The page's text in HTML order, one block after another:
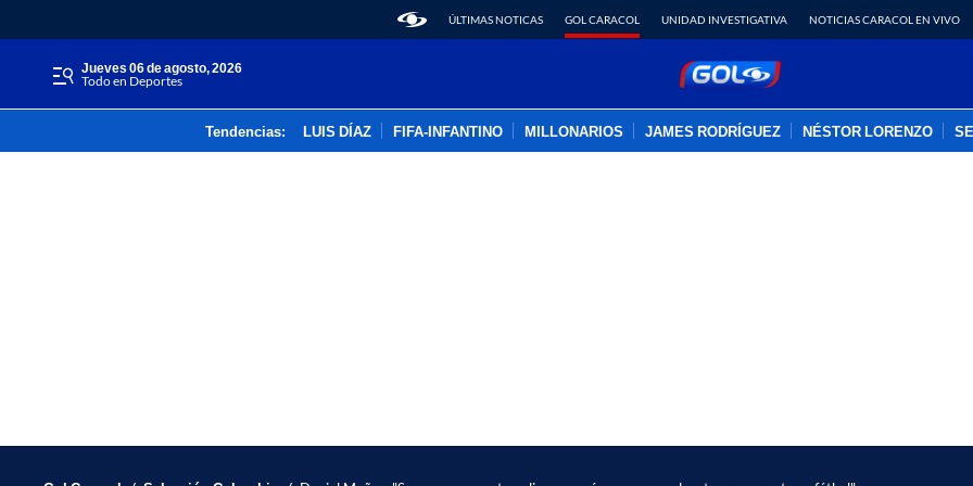
ÚLTIMAS NOTICAS GOL CARACOL UNIDAD INVESTIGATIVA NOTICIAS CARACOL EN VIVO
jueves 06 de agosto, 2026
Todo en Deportes
Tendencias: LUIS DÍAZ FIFA-INFANTINO MILLONARIOS JAMES RODRÍGUEZ NÉSTOR LORENZO